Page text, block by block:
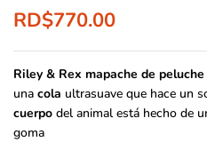
RD$770.00
Riley & Rex mapache de
una cola ultrasuave que hace un
cuerpo del animal está hecho de
goma